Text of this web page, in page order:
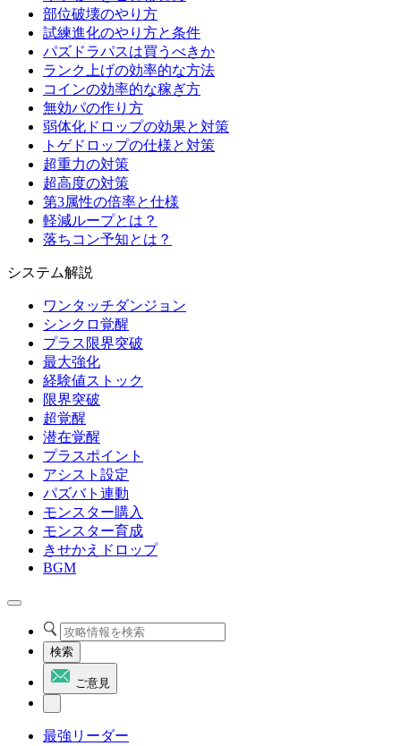
部位破壊のやり方
試練進化のやり方と条件
パズドラパスは買うべきか
ランク上げの効率的な方法
コインの効率的な稼ぎ方
無効パの作り方
弱体化ドロップの効果と対策
トゲドロップの仕様と対策
超重力の対策
超高度の対策
第3属性の倍率と仕様
軽減ループとは？
落ちコン予知とは？
システム解説
ワンタッチダンジョン
シンクロ覚醒
プラス限界突破
最大強化
経験値ストック
限界突破
超覚醒
潜在覚醒
プラスポイント
アシスト設定
パズバト連動
モンスター購入
モンスター育成
きせかえドロップ
BGM
検索
ご意見
最強リーダー